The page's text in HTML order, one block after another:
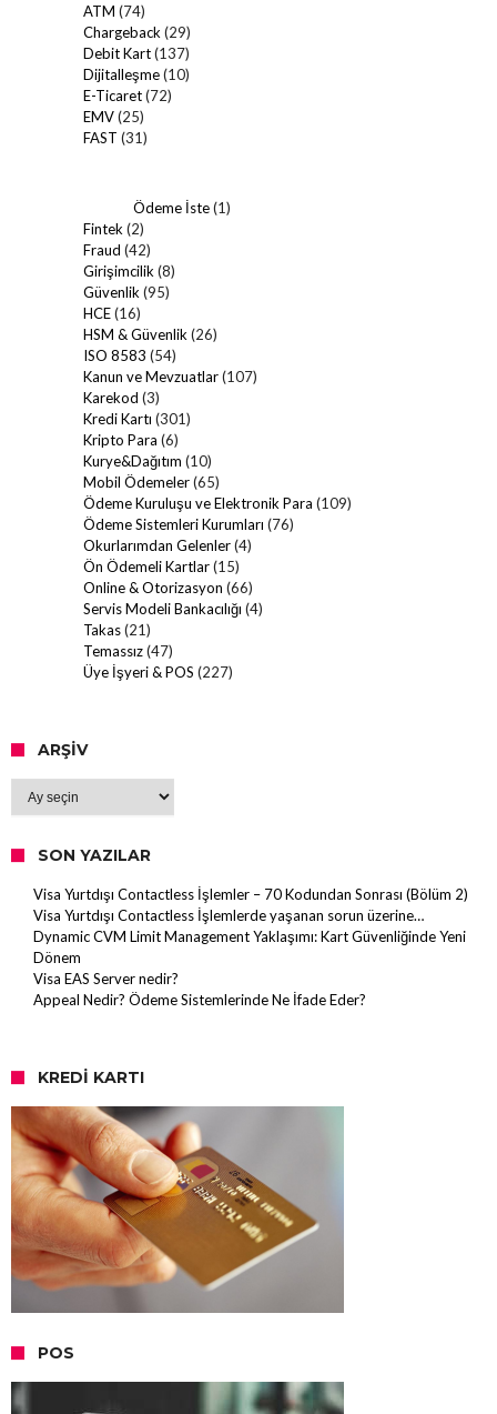
ATM (74)
Chargeback (29)
Debit Kart(137)
Dijitalleşme(10)
E-Ticaret(72)
EMV(25)
FAST (31)
Ödeme İste(1)
Fintek (2)
Fraud (42)
Girişimcilik (8)
Güvenlik (95)
HCE(16)
HSM & Güvenlik (26)
ISO 8583 (54)
Kanun ve Mevzuatlar(107)
Karekod (3)
Kredi Kartı (301)
Kripto Para (6)
Kurye&Dağıtım (10)
Mobil Ödemeler(65)
Ödeme Kuruluşu ve Elektronik Para (109)
Ödeme Sistemleri Kurumları (76)
Okurlarımdan Gelenler(4)
Ön Ödemeli Kartlar(15)
Online & Otorizasyon (66)
Servis Modeli Bankacılığı (4)
Takas(21)
Temassız(47)
Üye İşyeri & POS (227)
ARŞIV
SON YAZILAR
Visa Yurtdışı Contactless İşlemler – 70 Kodundan Sonrası (Bölüm 2)
Visa Yurtdışı Contactless İşlemlerde yaşanan sorun üzerine…
Dynamic CVM Limit Management Yaklaşımı: Kart Güvenliğinde Yeni
Dönem
Visa EAS Server nedir?
Appeal Nedir? Ödeme Sistemlerinde Ne İfade Eder?
KREDI KARTI
POS